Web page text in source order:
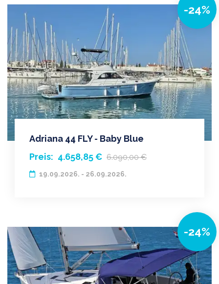
-24%
Adriana 44 FLY - Baby Blue
Preis: 4.658,85 € 6.090,00 €
19.09.2026. - 26.09.2026.
-24%